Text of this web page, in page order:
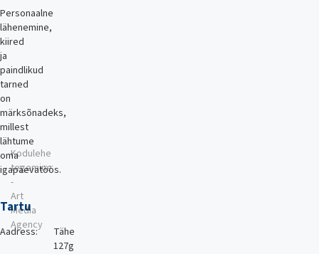
Personaalne
lähenemine,
kiired
ja
paindlikud
tarned
on
märksõnadeks,
millest
lähtume
oma
igapäevatöös.
Tartu
Aadress:
Tähe
127g
Kodulehe
tegemine
-
Art
Media
Agency